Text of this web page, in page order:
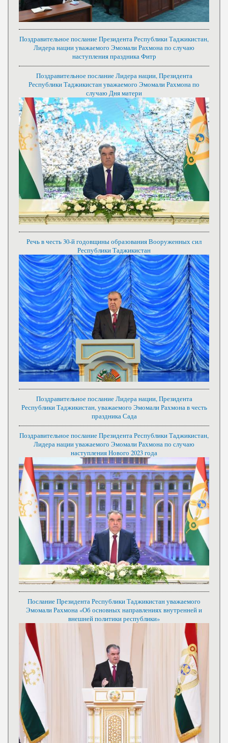
Поздравительное послание Президента Республики Таджикистан,
Лидера нации уважаемого Эмомали Рахмона по случаю
наступления праздника Фитр
Поздравительное послание Лидера нации, Президента
Республики Таджикистан уважаемого Эмомали Рахмона по
случаю Дня матери
Речь в честь 30-й годовщины образования Вооруженных сил
Республики Таджикистан
Поздравительное послание Лидера нации, Президента
Республики Таджикистан, уважаемого Эмомали Рахмона в честь
праздника Сада
Поздравительное послание Президента Республики Таджикистан,
Лидера нации уважаемого Эмомали Рахмона по случаю
наступления Нового 2023 года
Послание Президента Республики Таджикистан уважаемого
Эмомали Рахмона «Об основных направлениях внутренней и
внешней политики республики»